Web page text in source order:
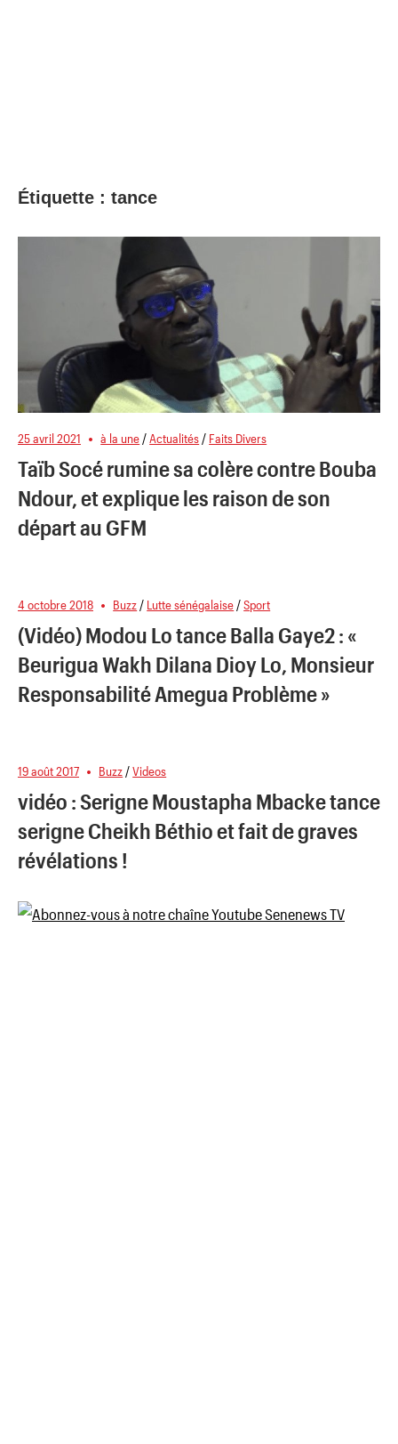
Étiquette : tance
25 avril 2021 à la une /Actualités / Faits Divers
Taïb Socé rumine sa colère contre Bouba
Ndour, et explique les raison de son
départ au GFM
4 octobre 2018 Buzz / Lutte sénégalaise /Sport
(Vidéo) Modou Lo tance Balla Gaye2 : «
Beurigua Wakh Dilana Dioy Lo, Monsieur
Responsabilité Amegua Problème »
19 août 2017 Buzz /Videos
vidéo : Serigne Moustapha Mbacke tance
serigne Cheikh Béthio et fait de graves
révélations !